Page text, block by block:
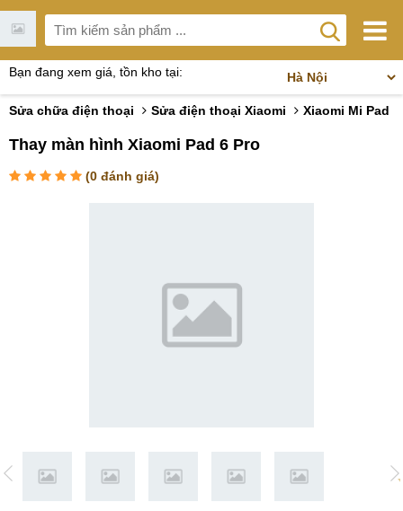
Bạn đang xem giá, tồn kho tại:
Sửa chữa điện thoại Sửa điện thoại Xiaomi Xiaomi Mi Pad
Thay màn hình Xiaomi Pad 6 Pro
(0 đánh giá)